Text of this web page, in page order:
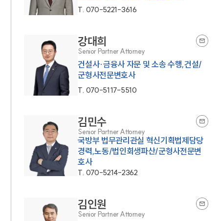
T. 070-5221-3616
강대희
Senior Partner Attorney
건설사·금융사 자문 및 소송 수행,건설/
군형사전문변호사
T. 070-5117-5510
김민수
Senior Partner Attorney
국방부 법무관리관실 혁신기획법제담당
경력,노동/법인회생파산/군형사전문변
호사
T. 070-5214-2362
김인원
Senior Partner Attorney